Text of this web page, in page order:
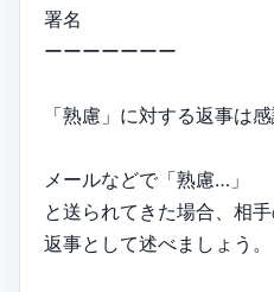
署名
ーーーーーーー
「熟慮」に対する返事は
メールなどで「熟慮…」
と送られてきた場合、相
返事として述べましょう。